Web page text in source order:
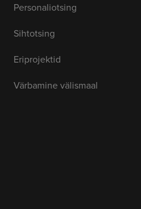
Personaliotsing
Sihtotsing
Eriprojektid
Värbamine välismaal